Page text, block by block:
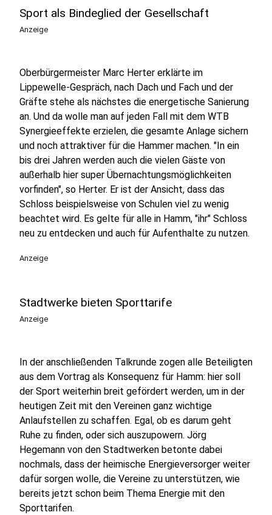
Sport als Bindeglied der Gesellschaft
Anzeige
Oberbürgermeister Marc Herter erklärte im
Lippewelle-Gespräch, nach Dach und Fach und der
Gräfte stehe als nächstes die energetische Sanierung
an. Und da wolle man auf jeden Fall mit dem WTB
Synergieeffekte erzielen, die gesamte Anlage sichern
und noch attraktiver für die Hammer machen. "In ein
bis drei Jahren werden auch die vielen Gäste von
außerhalb hier super Übernachtungsmöglichkeiten
vorfinden", so Herter. Er ist der Ansicht, dass das
Schloss beispielsweise von Schulen viel zu wenig
beachtet wird. Es gelte für alle in Hamm, "ihr" Schloss
neu zu entdecken und auch für Aufenthalte zu nutzen.
Anzeige
Stadtwerke bieten Sporttarife
Anzeige
In der anschließenden Talkrunde zogen alle Beteiligten
aus dem Vortrag als Konsequenz für Hamm: hier soll
der Sport weiterhin breit gefördert werden, um in der
heutigen Zeit mit den Vereinen ganz wichtige
Anlaufstellen zu schaffen. Egal, ob es darum geht
Ruhe zu finden, oder sich auszupowern. Jörg
Hegemann von den Stadtwerken betonte dabei
nochmals, dass der heimische Energieversorger weiter
dafür sorgen wolle, die Vereine zu unterstützen, wie
bereits jetzt schon beim Thema Energie mit den
Sporttarifen.